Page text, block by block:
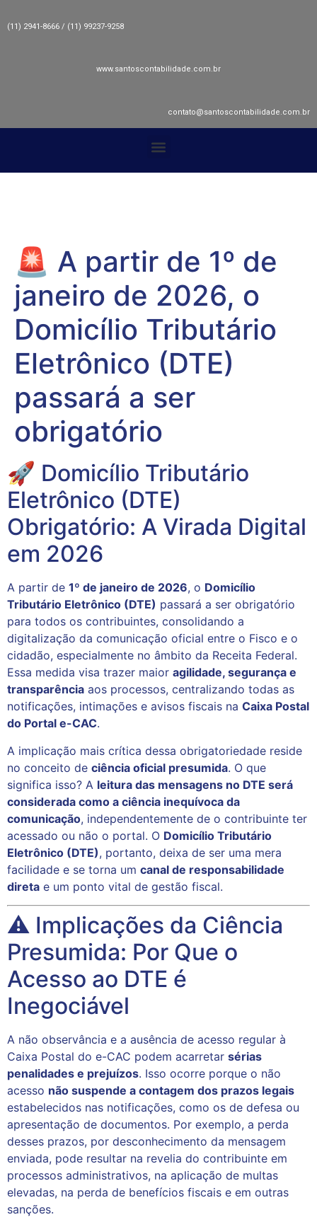
(11) 2941-8666 / (11) 99237-9258
www.santoscontabilidade.com.br
contato@santoscontabilidade.com.br
🚨 A partir de 1º de
janeiro de 2026, o
Domicílio Tributário
Eletrônico (DTE)
passará a ser
obrigatório
🚀 Domicílio Tributário
Eletrônico (DTE)
Obrigatório: A Virada Digital
em 2026
A partir de 1º de janeiro de 2026, o Domicílio
Tributário Eletrônico (DTE) passará a ser obrigatório
para todos os contribuintes, consolidando a
digitalização da comunicação oficial entre o Fisco e o
cidadão, especialmente no âmbito da Receita Federal.
Essa medida visa trazer maior agilidade, segurança e
transparência aos processos, centralizando todas as
notificações, intimações e avisos fiscais na Caixa Postal
do Portal e-CAC.
A implicação mais crítica dessa obrigatoriedade reside
no conceito de ciência oficial presumida. O que
significa isso? A leitura das mensagens no DTE será
considerada como a ciência inequívoca da
comunicação, independentemente de o contribuinte ter
acessado ou não o portal. O Domicílio Tributário
Eletrônico (DTE), portanto, deixa de ser uma mera
facilidade e se torna um canal de responsabilidade
direta e um ponto vital de gestão fiscal.
⚠️ Implicações da Ciência
Presumida: Por Que o
Acesso ao DTE é
Inegociável
A não observância e a ausência de acesso regular à
Caixa Postal do e-CAC podem acarretar sérias
penalidades e prejuízos. Isso ocorre porque o não
acesso não suspende a contagem dos prazos legais
estabelecidos nas notificações, como os de defesa ou
apresentação de documentos. Por exemplo, a perda
desses prazos, por desconhecimento da mensagem
enviada, pode resultar na revelia do contribuinte em
processos administrativos, na aplicação de multas
elevadas, na perda de benefícios fiscais e em outras
sanções.